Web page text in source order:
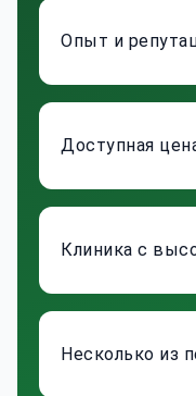
Опыт и
Доступная
Клиника с
Несколько из